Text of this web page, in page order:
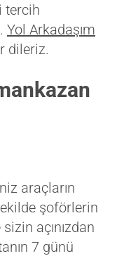
tercih
Yol Arkadaşım
dileriz.
araçların
şoförlerin
açınızdan
7 günü